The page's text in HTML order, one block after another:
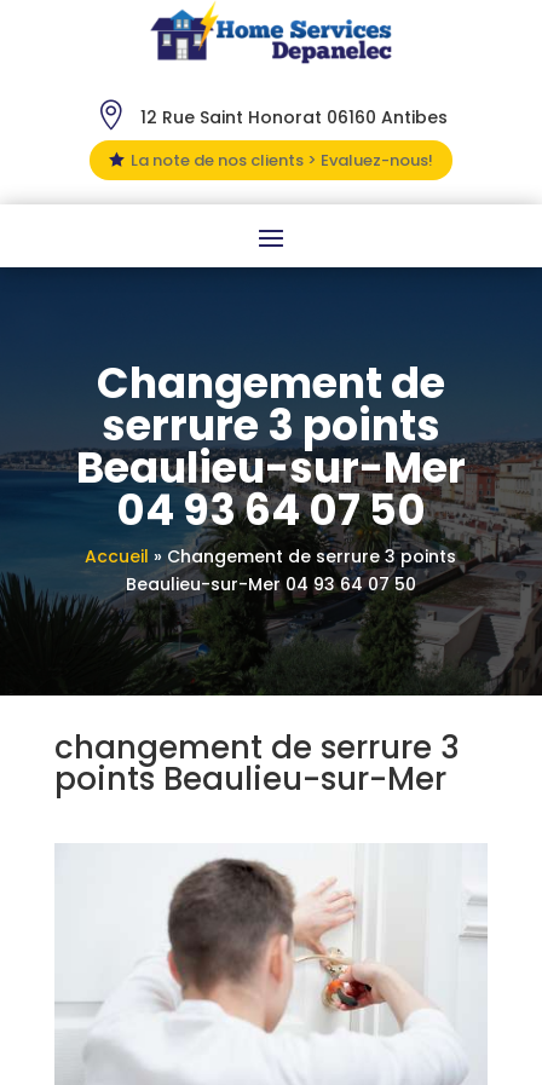
 12 Rue Saint Honorat 06160 Antibes
 La note de nos clients > Evaluez-nous!
Changement de
serrure 3 points
Beaulieu-sur-Mer
04 93 64 07 50
Accueil » Changement de serrure 3 points
Beaulieu-sur-Mer 04 93 64 07 50
changement de serrure 3
points Beaulieu-sur-Mer